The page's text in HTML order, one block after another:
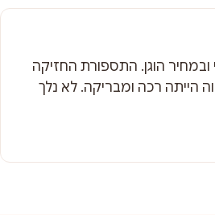
הוגן. התספורת החזיקה
הייתה רכה ומבריקה. לא נלך